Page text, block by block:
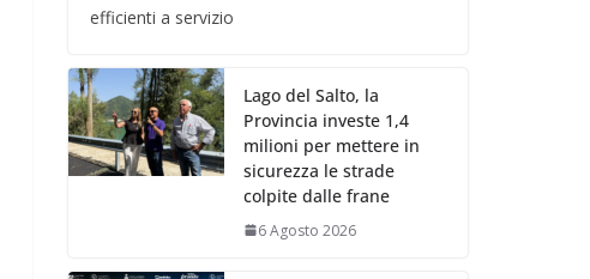
efficienti a servizio
Lago del Salto, la
Provincia investe 1,4
milioni per mettere in
sicurezza le strade
colpite dalle frane
6 Agosto 2026